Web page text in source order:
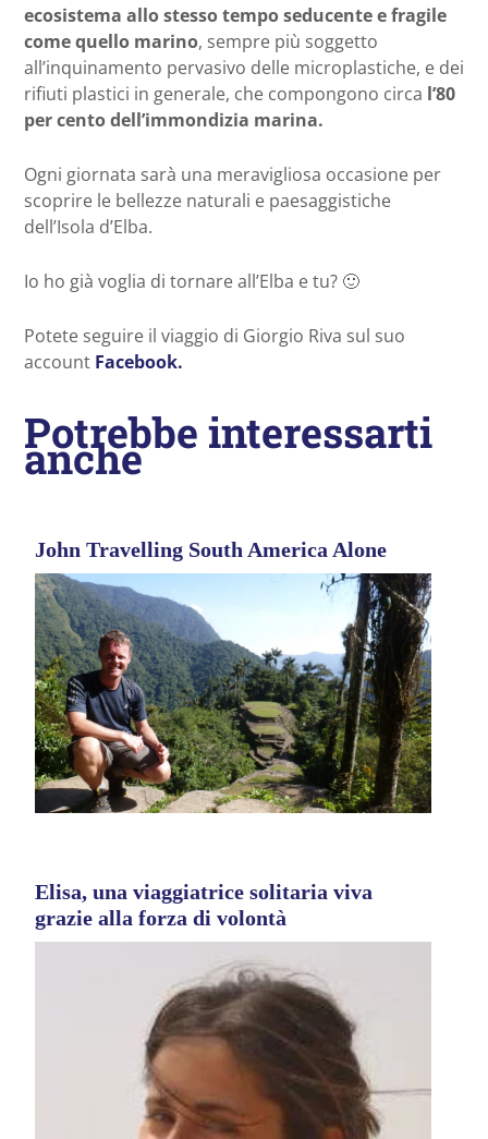
ecosistema allo stesso tempo seducente e fragile
come quello marino, sempre più soggetto
all’inquinamento pervasivo delle microplastiche, e dei
rifiuti plastici in generale, che compongono circa l’80
per cento dell’immondizia marina.
Ogni giornata sarà una meravigliosa occasione per
scoprire le bellezze naturali e paesaggistiche
dell’Isola d’Elba.
Io ho già voglia di tornare all’Elba e tu? 🙂
Potete seguire il viaggio di Giorgio Riva sul suo
account Facebook.
Potrebbe interessarti
anche
John Travelling South America Alone
Elisa, una viaggiatrice solitaria viva
grazie alla forza di volontà